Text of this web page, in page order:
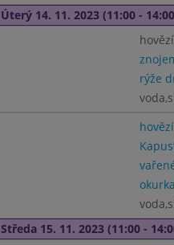
Úterý 14. 11. 2023 (11:00 -
rýže
okurka
Středa 15. 11. 2023 (11:00 -